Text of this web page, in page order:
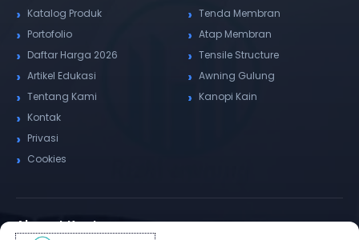
Katalog Produk
Portofolio
Daftar Harga 2026
Artikel Edukasi
Tentang Kami
Kontak
Privasi
Cookies
Tenda Membran
Atap Membran
Tensile Structure
Awning Gulung
Kanopi Kain
Alamat Kantor